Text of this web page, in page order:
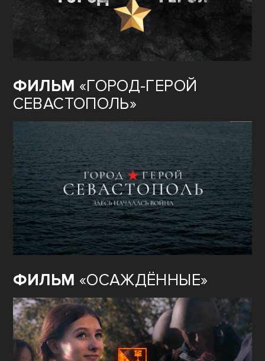
ФИЛЬМ «ГОРОД-ГЕРОЙ
СЕВАСТОПОЛЬ»
ФИЛЬМ «ОСАЖДЁННЫЕ»